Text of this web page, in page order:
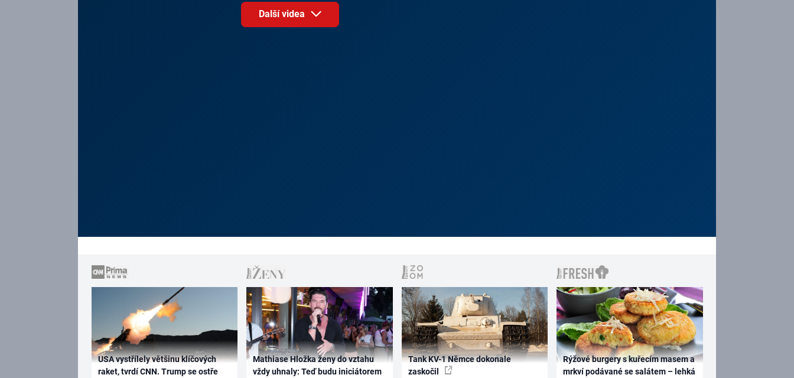
Další videa
USA vystřílely většinu klíčových
raket, tvrdí CNN. Trump se ostře
Mathiase Hložka ženy do vztahu
vždy uhnaly: Teď budu iniciátorem
Tank KV-1 Němce dokonale
zaskočil
Rýžové burgery s kuřecím masem a
mrkví podávané se salátem – lehká